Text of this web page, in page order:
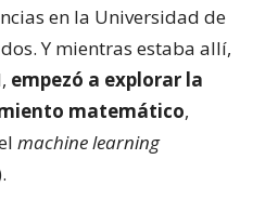
en la Universidad de
Y mientras estaba allí,
empezó a explorar la
matemático,
machine learning